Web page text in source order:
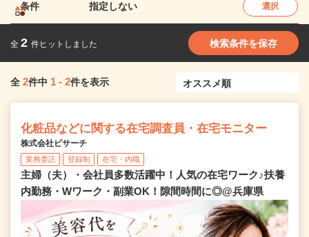
条件 指定しない 選択
全 2 件ヒットしました 検索条件を保存
全 2件中 1 - 2件を表示
化粧品などに関する在宅調査員・在宅モニター
株式会社ビサーチ
業務委託 登録制 在宅・内職
主婦（夫）・会社員多数活躍中！人気の在宅ワーク♪扶養
内勤務・Wワーク・副業OK！隙間時間に◎@兵庫県